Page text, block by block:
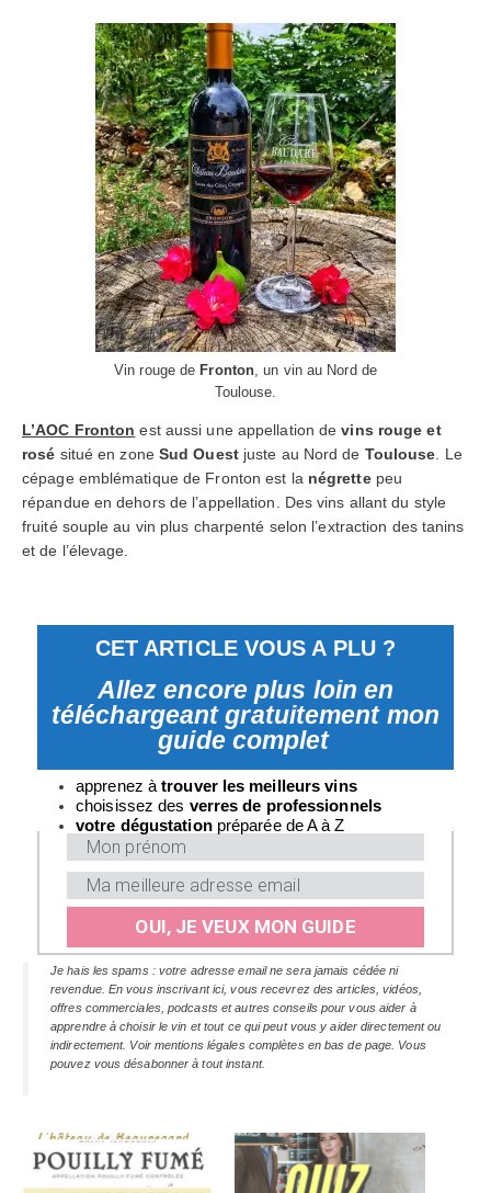
Vin rouge deFronton , un vin au Nord de
Toulouse.
L’AOC Fronton est aussi une appellation de vins rouge et
rosé situé en zone Sud Ouestjuste au Nord de Toulouse . Le
cépage emblématique de Fronton est la négrettepeu
répandue en dehors de l’appellation. Des vins allant du style
fruité souple au vin plus charpenté selon l’extraction des tanins
et de l’élevage.
CET ARTICLE VOUS A PLU ?
Allez encore plus loin en
téléchargeant gratuitement mon
guide complet
apprenez à trouver les meilleurs vins
choisissez des verres de professionnels
votre dégustation préparée de A à Z
OUI, JE VEUX MON GUIDE
Je hais les spams : votre adresse email ne sera jamais cédée ni
revendue. En vous inscrivant ici, vous recevrez des articles, vidéos,
offres commerciales, podcasts et autres conseils pour vous aider à
apprendre à choisir le vin et tout ce qui peut vous y aider directement ou
indirectement. Voir mentions légales complètes en bas de page. Vous
pouvez vous désabonner à tout instant.